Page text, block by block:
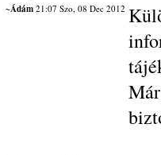
~Ádám21:07 Szo, 08 Dec 2012